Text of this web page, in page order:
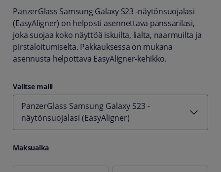
PanzerGlass Samsung Galaxy S23 -näytönsuojalasi
(EasyAligner) on helposti asennettava panssarilasi,
joka suojaa koko näyttöä iskuilta, lialta, naarmuilta ja
pirstaloitumiselta. Pakkauksessa on mukana
asennusta helpottava EasyAligner-kehikko.
Valitse malli
PanzerGlass Samsung Galaxy S23 -
näytönsuojalasi (EasyAligner)
Maksuaika